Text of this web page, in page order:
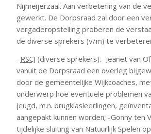
Nijmeijerzaal. Aan verbetering van de
gewerkt. De Dorpsraad zal door een
vergaderopstelling proberen de
de diverse sprekers (v/m) te
–RSCJ (diverse sprekers). -Jeanet van
vanuit de Dorpsraad een overleg
door de gemeentelijke Wijkcoaches,
onderwerp hoe eventuele problemen
jeugd, m.n. brugklasleerlingen,
aangepakt kunnen worden; -Gonny ten
tijdelijke sluiting van Natuurlijk Spelen